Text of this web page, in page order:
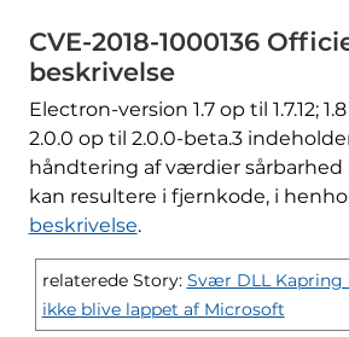
CVE-2018-1000136
beskrivelse
Electron-version 1.7 op til 1.7.12;
2.0.0 op til 2.0.0-beta.3
håndtering af værdier sårbarhed
kan resultere i fjernkode, i
beskrivelse.
relaterede Story: Svær DLL Kapring
ikke blive lappet af Microsoft